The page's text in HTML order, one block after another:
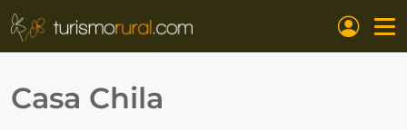
Pasar al contenido principal
Casa Chila